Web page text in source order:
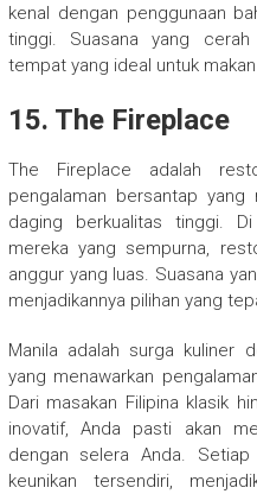
kenal dengan penggunaan
tinggi. Suasana yang
tempat yang ideal untuk
15. The Fireplace
The Fireplace adalah
pengalaman bersantap
daging berkualitas tinggi.
mereka yang sempurna,
anggur yang luas. Suasana
menjadikannya pilihan yang
Manila adalah surga kuliner
yang menawarkan
Dari masakan Filipina klasik
inovatif, Anda pasti akan
dengan selera Anda.
keunikan tersendiri,